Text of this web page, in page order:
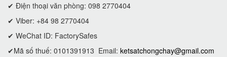
✔ Điện thoại văn phòng: 098 2770404
✔ Viber: +84 98 2770404
✔ WeChat ID: FactorySafes
✔Mã số thuế: 0101391913 Email: ketsatchongchay@gmail.com